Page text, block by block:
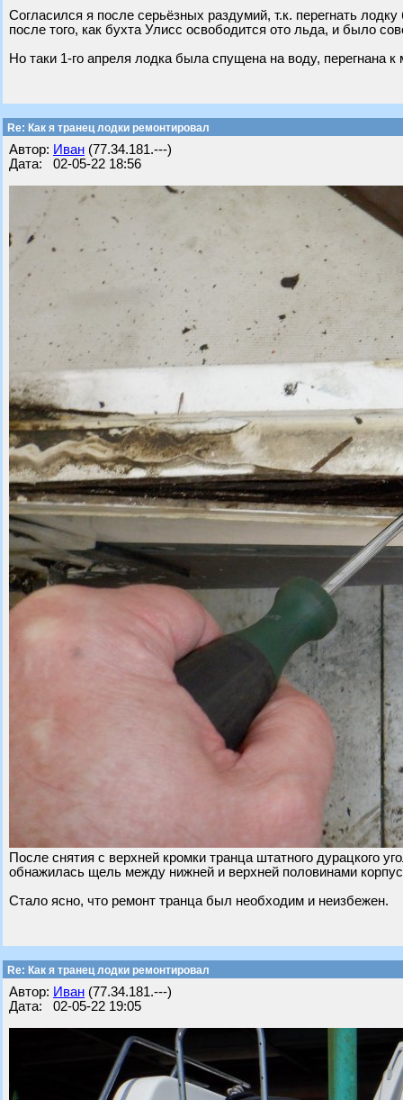
Согласился я после серьёзных раздумий, т.к. перегнать
после того, как бухта Улисс освободится ото льда, и было
Но таки 1-го апреля лодка была спущена на воду, перегнана
Re: Как я транец лодки ремонтировал
Автор: Иван (77.34.181.---)
Дата: 02-05-22 18:56
После снятия с верхней кромки транца штатного дурацкого
обнажилась щель между нижней и верхней половинами
Стало ясно, что ремонт транца был необходим и неизбежен.
Re: Как я транец лодки ремонтировал
Автор: Иван (77.34.181.---)
Дата: 02-05-22 19:05